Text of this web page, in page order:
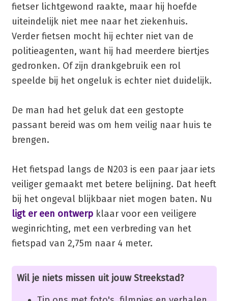
fietser lichtgewond raakte, maar hij hoefde
uiteindelijk niet mee naar het ziekenhuis.
Verder fietsen mocht hij echter niet van de
politieagenten, want hij had meerdere biertjes
gedronken. Of zijn drankgebruik een rol
speelde bij het ongeluk is echter niet duidelijk.
De man had het geluk dat een gestopte
passant bereid was om hem veilig naar huis te
brengen.
Het fietspad langs de N203 is een paar jaar iets
veiliger gemaakt met betere belijning. Dat heeft
bij het ongeval blijkbaar niet mogen baten. Nu
ligt er een ontwerpklaar voor een veiligere
weginrichting, met een verbreding van het
fietspad van 2,75m naar 4 meter.
Wil je niets missen uit jouw Streekstad?